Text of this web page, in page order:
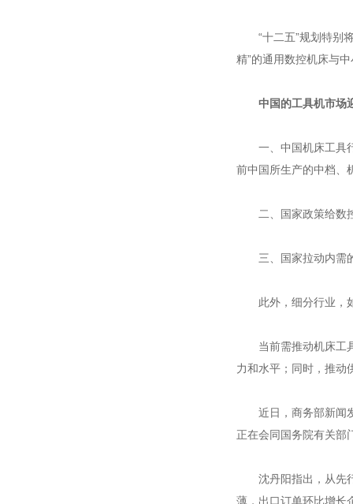
“十二五”规划特别将
精”的通用数控机床与
中国的工具机市场
一、中国机床工具行
前中国所生产的中档、
二、国家政策给数控
三、国家拉动内需的
此外，细分行业，如
当前需推动机床工具
力和水平；同时，推动
近日，商务部新闻发
正在会同国务院有关部
沈丹阳指出，从先行
薄，出口订单环比增长